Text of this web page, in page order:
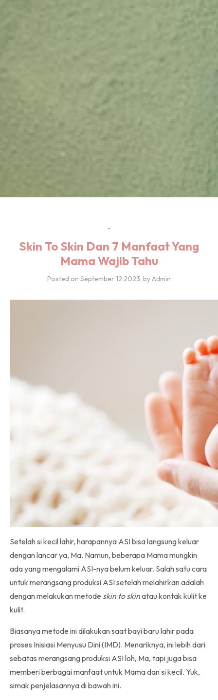
-
Skin To Skin Dan 7 Manfaat Yang
Mama Wajib Tahu
Posted on September 12 2023, by Admin
Setelah si kecil lahir, harapannya ASI bisa langsung keluar
dengan lancar ya, Ma. Namun, beberapa Mama mungkin
ada yang mengalami ASI-nya belum keluar. Salah satu cara
untuk merangsang produksi ASI setelah melahirkan adalah
dengan melakukan metode skin to skinatau kontak kulit ke
kulit.
Biasanya metode inidilakukan saat bayi baru lahir pada
proses Inisiasi Menyusu Dini (IMD). Menariknya, ini lebih dari
sebatas merangsang produksi ASI loh, Ma, tapi juga bisa
memberi berbagai manfaat untuk Mama dan si kecil. Yuk,
simak penjelasannya di bawah ini.